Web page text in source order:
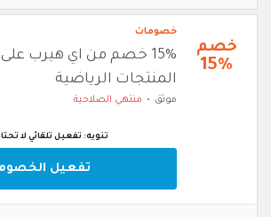
خصم
15%
خصومات
15% خصم من اي هيرب
المنتجات الرياضية
موثق منتهي الصلاحية
تنويه: تفعيل تلقائي لا
تفعيل